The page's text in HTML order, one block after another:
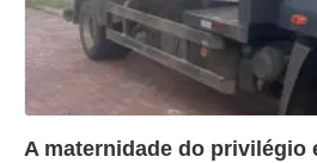
?>
A maternidade do privilégio